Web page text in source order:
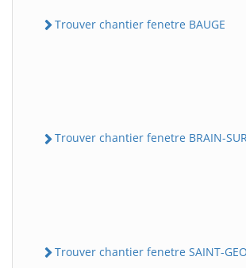
Trouver chantier fenetre BAUGE
Trouver chantier fenetre BRAIN-
Trouver chantier fenetre SAINT-